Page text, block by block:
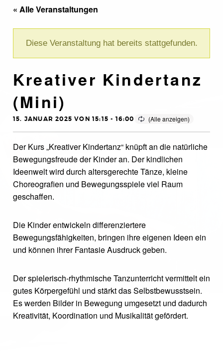
« Alle Veranstaltungen
Diese Veranstaltung hat bereits stattgefunden.
Kreativer Kindertanz
(Mini)
15. JANUAR 2025 VON 15:15 - 16:00
Der Kurs „Kreativer Kindertanz“ knüpft an die natürliche
Bewegungsfreude der Kinder an. Der kindlichen
Ideenwelt wird durch altersgerechte Tänze, kleine
Choreografien und Bewegungsspiele viel Raum
geschaffen.
Die Kinder entwickeln differenziertere
Bewegungsfähigkeiten, bringen ihre eigenen Ideen ein
und können ihrer Fantasie Ausdruck geben.
Der spielerisch-rhythmische Tanzunterricht vermittelt ein
gutes Körpergefühl und stärkt das Selbstbewusstsein.
Es werden Bilder in Bewegung umgesetzt und dadurch
Kreativität, Koordination und Musikalität gefördert.